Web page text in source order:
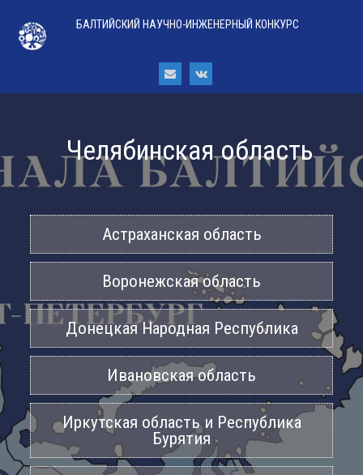
БАЛТИЙСКИЙ НАУЧНО-ИНЖЕНЕРНЫЙ КОНКУРС
Челябинская область
Астраханская область
Воронежская область
Донецкая Народная Республика
Ивановская область
Иркутская область и Республика
Бурятия